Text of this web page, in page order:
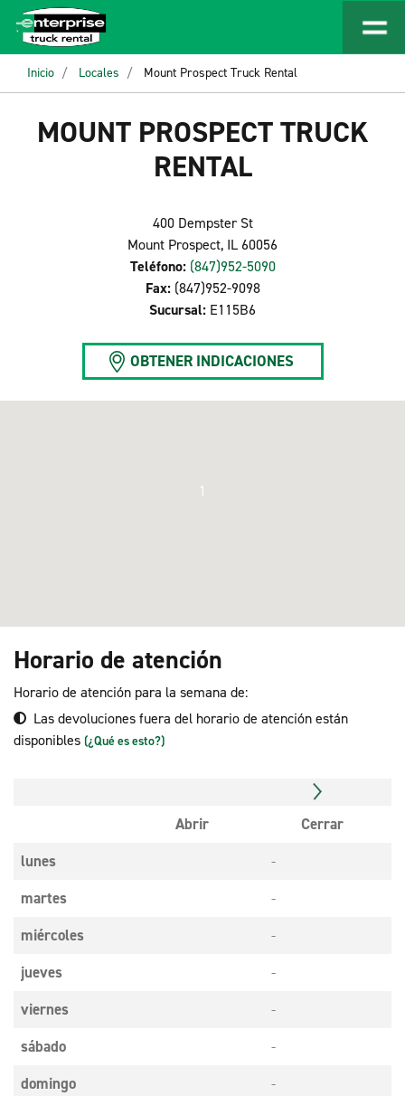
Inicio Locales Mount Prospect Truck Rental
MOUNT PROSPECT TRUCK
RENTAL
400 Dempster St
Mount Prospect, IL 60056
Teléfono: (847)952-5090
Fax: (847)952-9098
Sucursal: E115B6
OBTENER INDICACIONES
1
Horario de atención
Horario de atención para la semana de:
Las devoluciones fuera del horario de atención están
disponibles (¿Qué es esto?)
Abrir
Cerrar
lunes
-
martes
-
miércoles
-
jueves
-
viernes
-
sábado
-
domingo
-